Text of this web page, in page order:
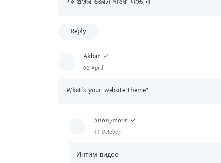
এই প্রশ্নের উত্তরটা পাওয়া যাচ্ছে না
Reply
Akbar
02 April
What's your website theme?
Anonymous
11 October
Интим видео